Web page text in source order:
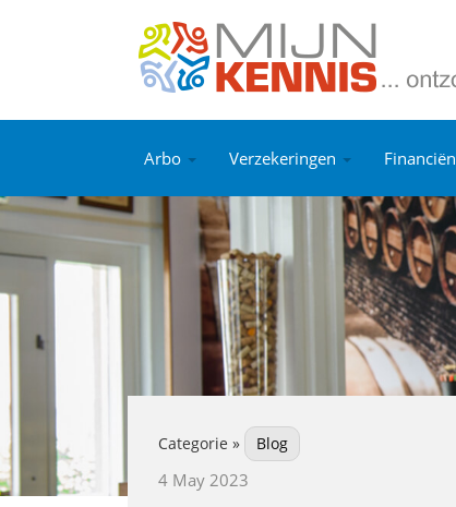
Arbo Verzekeringen Financiën
Categorie » Blog
4 May 2023